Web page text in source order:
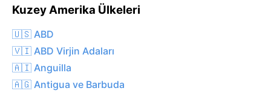
Kuzey Amerika Ülkeleri
🇺🇸 ABD
🇻🇮 ABD Virjin Adaları
🇦🇮 Anguilla
🇦🇬 Antigua ve Barbuda